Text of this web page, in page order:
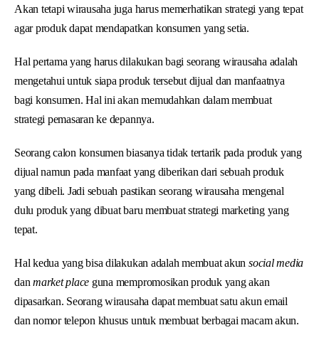
Akan tetapi wirausaha juga harus memerhatikan strategi yang tepat
agar produk dapat mendapatkan konsumen yang setia.
Hal pertama yang harus dilakukan bagi seorang wirausaha adalah
mengetahui untuk siapa produk tersebut dijual dan manfaatnya
bagi konsumen. Hal ini akan memudahkan dalam membuat
strategi pemasaran ke depannya.
Seorang calon konsumen biasanya tidak tertarik pada produk yang
dijual namun pada manfaat yang diberikan dari sebuah produk
yang dibeli. Jadi sebuah pastikan seorang wirausaha mengenal
dulu produk yang dibuat baru membuat strategi marketing yang
tepat.
Hal kedua yang bisa dilakukan adalah membuat akun social media
danmarket place guna mempromosikan produk yang akan
dipasarkan. Seorang wirausaha dapat membuat satu akun email
dan nomor telepon khusus untuk membuat berbagai macam akun.